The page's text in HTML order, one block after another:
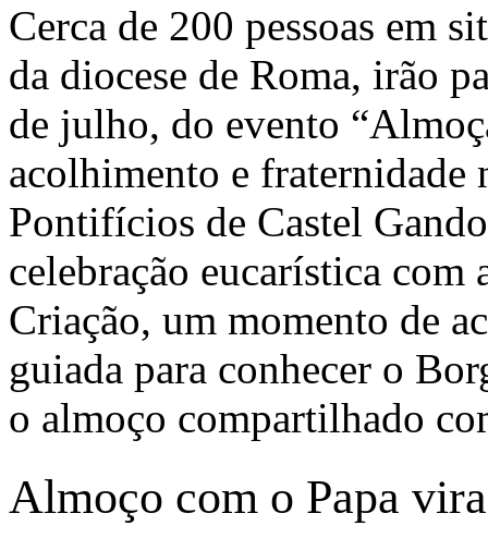
Cerca de 200 pessoas em
da diocese de Roma, irão
de julho, do evento
acolhimento e fraternidade
Pontifícios de Castel
celebração eucarística
Criação, um momento de
guiada para conhecer o
o almoço compartilhado
Almoço com o Papa